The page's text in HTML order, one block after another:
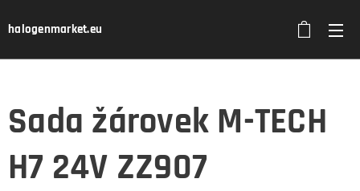
halogenmarket.eu
Sada žárovek M-TECH
H7 24V ZZ907